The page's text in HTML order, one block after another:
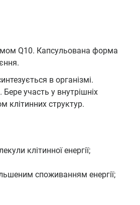
Q10. Капсульована форма
в організмі.
участь у внутрішніх
клітинних структур.
клітинної енергії;
споживанням енергії;